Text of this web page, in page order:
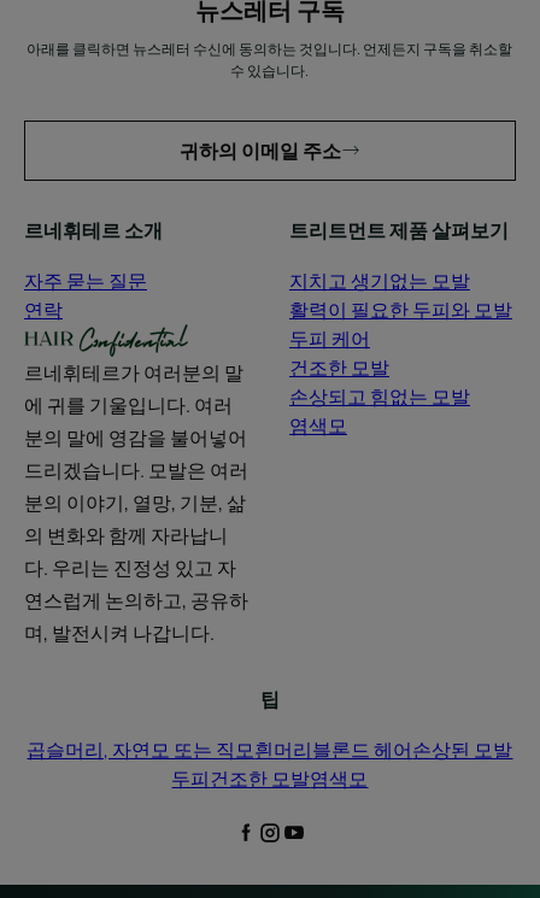
뉴스레터 구독
아래를 클릭하면 뉴스레터 수신에 동의하는 것입니다. 언제든지 구독을 취소할
수 있습니다.
귀하의 이메일 주소
르네휘테르 소개
자주 묻는 질문
연락
르네휘테르가 여러분의 말
에 귀를 기울입니다. 여러
분의 말에 영감을 불어넣어
드리겠습니다. 모발은 여러
분의 이야기, 열망, 기분, 삶
의 변화와 함께 자라납니
다. 우리는 진정성 있고 자
연스럽게 논의하고, 공유하
며, 발전시켜 나갑니다.
트리트먼트 제품 살펴보기
지치고 생기없는 모발
활력이 필요한 두피와 모발
두피 케어
건조한 모발
손상되고 힘없는 모발
염색모
팁
곱슬머리, 자연모 또는 직모흰머리블론드 헤어손상된 모발
두피건조한 모발염색모